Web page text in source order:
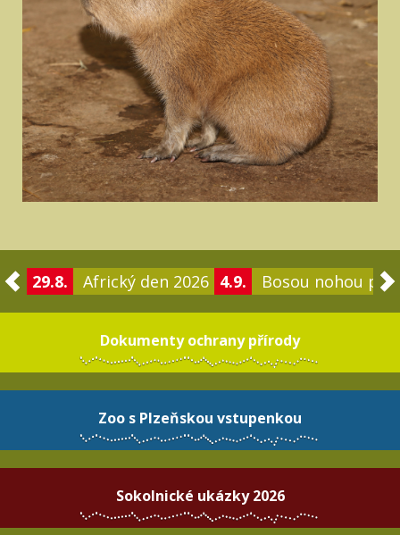
29.8. Africký den 2026 4.9. Bosou nohou po
Dokumenty ochrany přírody
Zoo s Plzeňskou vstupenkou
Sokolnické ukázky 2026